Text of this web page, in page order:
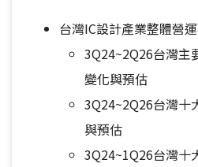
台灣IC設計產業整體營
3Q24~2Q26台灣主
變化與預估
3Q24~2Q26台灣十
與預估
3Q24~1Q26台灣十